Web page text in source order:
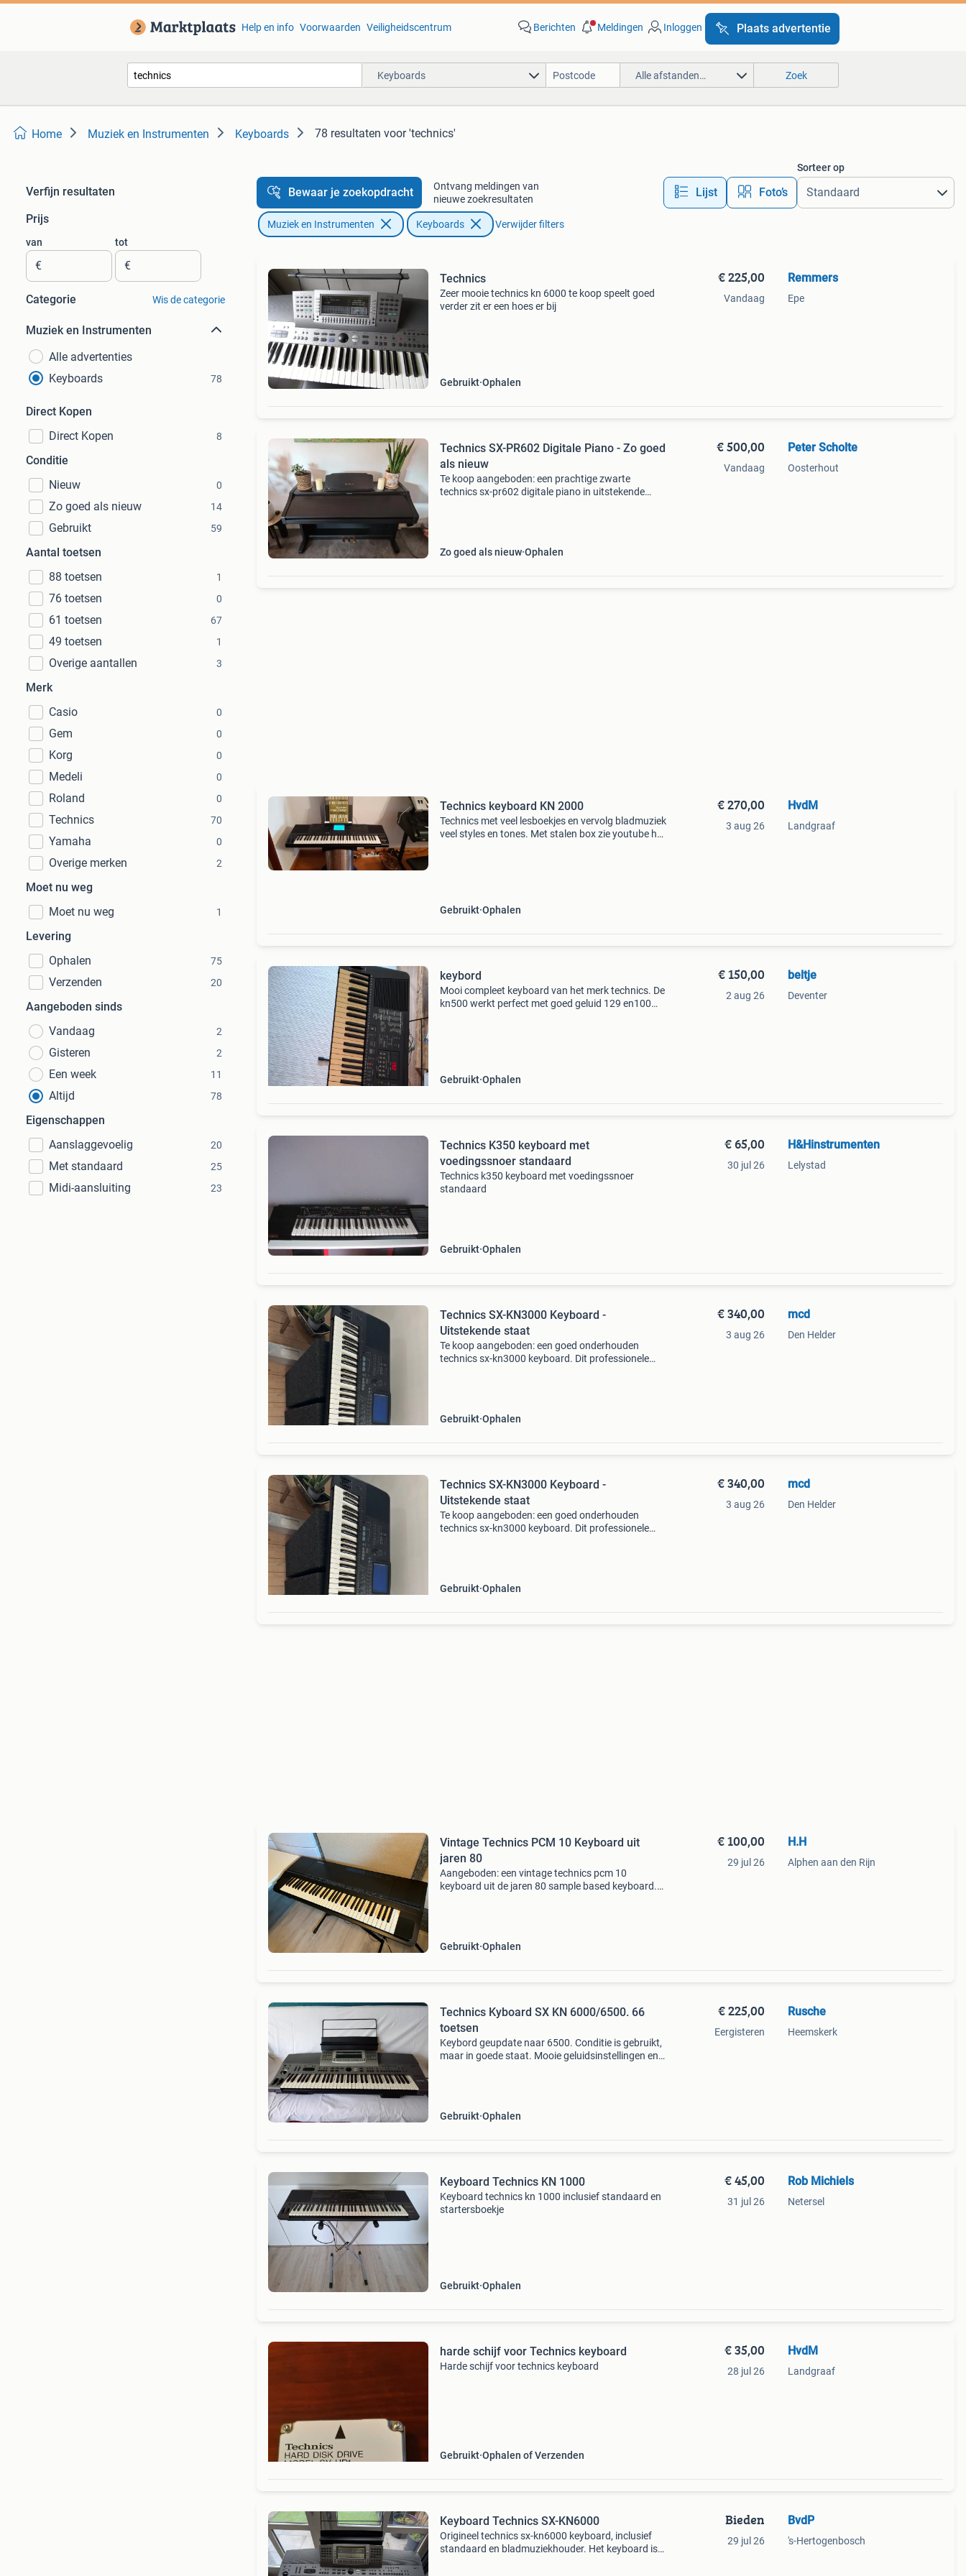
Help en info Voorwaarden Veiligheidscentrum Berichten Meldingen Inloggen Plaats advertentie
Keyboards Alle afstanden… Zoek
Home Muziek en Instrumenten Keyboards 78 resultaten voor 'technics'
Verfijn resultaten
Prijs
van
€
tot
€
Categorie Wis de categorie
Muziek en Instrumenten
Alle advertenties
Keyboards
78
Direct Kopen
Direct Kopen
8
Conditie
Nieuw
0
Zo goed als nieuw 14
Gebruikt 59
Aantal toetsen
88 toetsen
1
76 toetsen 0
61 toetsen 67
49 toetsen 1
Overige aantallen 3
Merk
Casio
0
Gem 0
Korg 0
Medeli 0
Roland 0
Technics 70
Yamaha 0
Overige merken 2
Moet nu weg
Moet nu weg
1
Levering
Ophalen
75
Verzenden 20
Aangeboden sinds
Vandaag
2
Gisteren 2
Een week 11
Altijd 78
Eigenschappen
Aanslaggevoelig
20
Met standaard 25
Midi-aansluiting 23
Bewaar je zoekopdracht
Ontvang meldingen van
nieuwe zoekresultaten
Lijst Foto’s
Sorteer op
Muziek en Instrumenten Keyboards Verwijder filters
Technics
Zeer mooie technics kn 6000 te koop speelt goed
verder zit er een hoes er bij
Gebruikt Ophalen
€ 225,00
Vandaag
Remmers
Epe
Technics SX-PR602 Digitale Piano - Zo goed
als nieuw
Te koop aangeboden: een prachtige zwarte
technics sx-pr602 digitale piano in uitstekende
Zo goed als nieuw Ophalen
€ 500,00
Vandaag
Peter Scholte
Oosterhout
Technics keyboard KN 2000
Technics met veel lesboekjes en vervolg bladmuziek
veel styles en tones. Met stalen box zie youtube hoe
Gebruikt Ophalen
€ 270,00
3 aug 26
HvdM
Landgraaf
keybord
Mooi compleet keyboard van het merk technics. De
kn500 werkt perfect met goed geluid 129 en100
Gebruikt Ophalen
€ 150,00
2 aug 26
beltje
Deventer
Technics K350 keyboard met
voedingssnoer standaard
Technics k350 keyboard met voedingssnoer
standaard
Gebruikt Ophalen
€ 65,00
30 jul 26
H&Hinstrumenten
Lelystad
Technics SX-KN3000 Keyboard -
Uitstekende staat
Te koop aangeboden: een goed onderhouden
technics sx-kn3000 keyboard. Dit professionele
Gebruikt Ophalen
€ 340,00
3 aug 26
mcd
Den Helder
Technics SX-KN3000 Keyboard -
Uitstekende staat
Te koop aangeboden: een goed onderhouden
technics sx-kn3000 keyboard. Dit professionele
Gebruikt Ophalen
€ 340,00
3 aug 26
mcd
Den Helder
Vintage Technics PCM 10 Keyboard uit
jaren 80
Aangeboden: een vintage technics pcm 10
keyboard uit de jaren 80 sample based keyboard.
Gebruikt Ophalen
€ 100,00
29 jul 26
H.H
Alphen aan den Rijn
Technics Kyboard SX KN 6000/6500. 66
toetsen
Keybord geupdate naar 6500. Conditie is gebruikt,
maar in goede staat. Mooie geluidsinstellingen en
Gebruikt Ophalen
€ 225,00
Eergisteren
Rusche
Heemskerk
Keyboard Technics KN 1000
Keyboard technics kn 1000 inclusief standaard en
startersboekje
Gebruikt Ophalen
€ 45,00
31 jul 26
Rob Michiels
Netersel
harde schijf voor Technics keyboard
Harde schijf voor technics keyboard
Gebruikt Ophalen of Verzenden
€ 35,00
28 jul 26
HvdM
Landgraaf
Keyboard Technics SX-KN6000
Origineel technics sx-kn6000 keyboard, inclusief
standaard en bladmuziekhouder. Het keyboard is
Bieden
29 jul 26
BvdP
's-Hertogenbosch